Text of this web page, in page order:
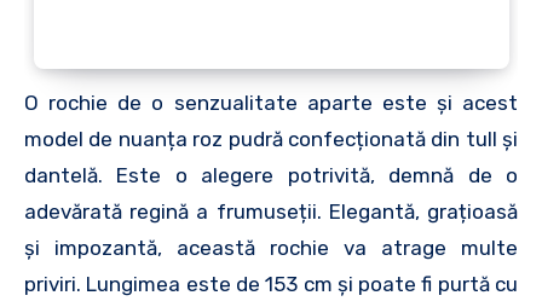
O rochie de o senzualitate aparte este și acest
model de nuanța roz pudră confecționată din tull și
dantelă. Este o alegere potrivită, demnă de o
adevărată regină a frumuseții. Elegantă, grațioasă
și impozantă, această rochie va atrage multe
priviri. Lungimea este de 153 cm și poate fi purtă cu